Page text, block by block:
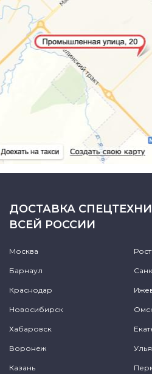
ДОСТАВКА
ВСЕЙ РОССИИ
Москва
Барнаул
Краснодар
Новосибирск
Хабаровск
Воронеж
Казань